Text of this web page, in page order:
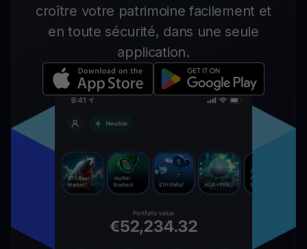
croître votre patrimoine facilement et
en toute sécurité, dans une seule
application.